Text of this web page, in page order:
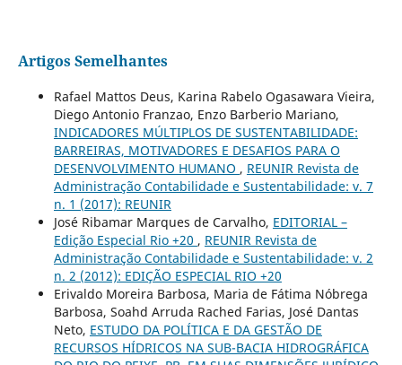
Artigos Semelhantes
Rafael Mattos Deus, Karina Rabelo Ogasawara Vieira,
Diego Antonio Franzao, Enzo Barberio Mariano,
INDICADORES MÚLTIPLOS DE SUSTENTABILIDADE:
BARREIRAS, MOTIVADORES E DESAFIOS PARA O
DESENVOLVIMENTO HUMANO , REUNIR Revista de
Administração Contabilidade e Sustentabilidade: v. 7
n. 1 (2017): REUNIR
José Ribamar Marques de Carvalho, EDITORIAL –
Edição Especial Rio +20 , REUNIR Revista de
Administração Contabilidade e Sustentabilidade: v. 2
n. 2 (2012): EDIÇÃO ESPECIAL RIO +20
Erivaldo Moreira Barbosa, Maria de Fátima Nóbrega
Barbosa, Soahd Arruda Rached Farias, José Dantas
Neto, ESTUDO DA POLÍTICA E DA GESTÃO DE
RECURSOS HÍDRICOS NA SUB-BACIA HIDROGRÁFICA